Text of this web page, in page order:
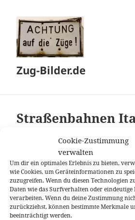
Cookie-Zustimmung
verwalten
Um dir ein optimales Erlebnis zu bieten,
wie Cookies, um Geräteinformationen zu
zuzugreifen. Wenn du diesen Technologien
Daten wie das Surfverhalten oder eindeutige
verarbeiten. Wenn du deine Zustimmung
zurückziehst, können bestimmte Merkmale
beeinträchtigt werden.
Zug-Bilder.de
Straßenbahnen
Rom